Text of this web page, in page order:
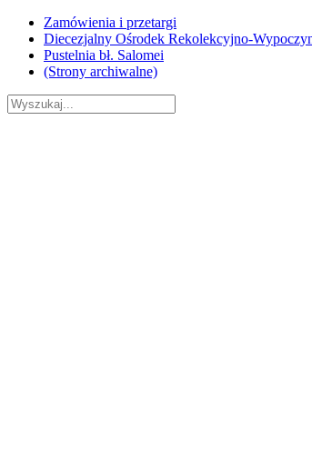
Skip
content
Zamówienia i przetargi
Diecezjalny Ośrodek Rekolekcyjno-
Pustelnia bł. Salomei
(Strony archiwalne)